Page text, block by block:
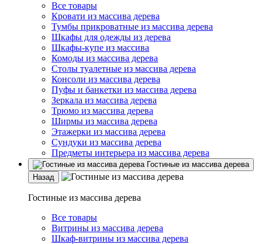
Все товары
Кровати из массива дерева
Тумбы прикроватные из массива дерева
Шкафы для одежды из дерева
Шкафы-купе из массива
Комоды из массива дерева
Столы туалетные из массива дерева
Консоли из массива дерева
Пуфы и банкетки из массива дерева
Зеркала из массива дерева
Трюмо из массива дерева
Ширмы из массива дерева
Этажерки из массива дерева
Сундуки из массива дерева
Предметы интерьера из массива дерева
Гостиные из массива дерева
Назад
Гостиные из массива дерева
Все товары
Витрины из массива дерева
Шкаф-витрины из массива дерева